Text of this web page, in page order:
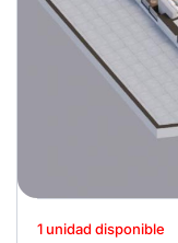
1 unidad disponible